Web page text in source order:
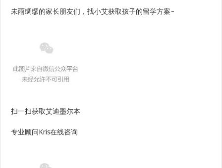
未雨绸缪的家长朋友们，找小艾获取孩子的留学方案~
扫一扫获取艾迪墨尔本
专业顾问Kris在线咨询